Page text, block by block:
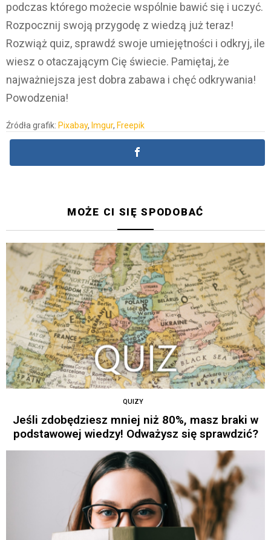
podczas którego możecie wspólnie bawić się i uczyć.
Rozpocznij swoją przygodę z wiedzą już teraz!
Rozwiąż quiz, sprawdź swoje umiejętności i odkryj, ile
wiesz o otaczającym Cię świecie. Pamiętaj, że
najważniejsza jest dobra zabawa i chęć odkrywania!
Powodzenia!
Źródła grafik: Pixabay, Imgur, Freepik
MOŻE CI SIĘ SPODOBAĆ
QUIZY
Jeśli zdobędziesz mniej niż 80%, masz braki w
podstawowej wiedzy! Odważysz się sprawdzić?